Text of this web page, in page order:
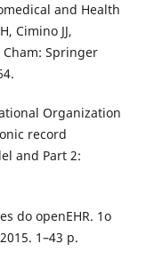
and Health
Cimino JJ,
Springer
Organization
record
and Part 2:
do openEHR. 1o
1–43 p.